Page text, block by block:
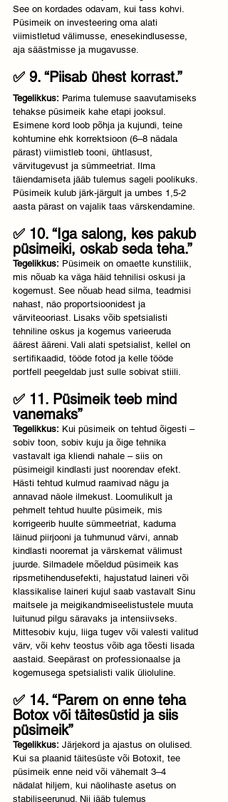
See on kordades odavam, kui tass kohvi.
Püsimeik on investeering oma alati
viimistletud välimusse, enesekindlusesse,
aja säästmisse ja mugavusse.
✅ 9. “Piisab ühest korrast.”
Tegelikkus: Parima tulemuse saavutamiseks
tehakse püsimeik kahe etapi jooksul.
Esimene kord loob põhja ja kujundi, teine
kohtumine ehk korrektsioon (6–8 nädala
pärast) viimistleb tooni, ühtlasust,
värvitugevust ja sümmeetriat. Ilma
täiendamiseta jääb tulemus sageli poolikuks.
Püsimeik kulub järk-järgult ja umbes 1,5-2
aasta pärast on vajalik taas värskendamine.
✅ 10. “Iga salong, kes pakub
püsimeiki, oskab seda teha.”
Tegelikkus: Püsimeik on omaette kunstiliik,
mis nõuab ka väga häid tehnilisi oskusi ja
kogemust. See nõuab head silma, teadmisi
nahast, näo proportsioonidest ja
värviteooriast. Lisaks võib spetsialisti
tehniline oskus ja kogemus varieeruda
äärest ääreni. Vali alati spetsialist, kellel on
sertifikaadid, tööde fotod ja kelle tööde
portfell peegeldab just sulle sobivat stiili.
✅ 11. Püsimeik teeb mind
vanemaks”
Tegelikkus: Kui püsimeik on tehtud õigesti –
sobiv toon, sobiv kuju ja õige tehnika
vastavalt iga kliendi nahale – siis on
püsimeigil kindlasti just noorendav efekt.
Hästi tehtud kulmud raamivad nägu ja
annavad näole ilmekust. Loomulikult ja
pehmelt tehtud huulte püsimeik, mis
korrigeerib huulte sümmeetriat, kaduma
läinud piirjooni ja tuhmunud värvi, annab
kindlasti nooremat ja värskemat välimust
juurde. Silmadele mõeldud püsimeik kas
ripsmetihendusefekti, hajustatud laineri või
klassikalise laineri kujul saab vastavalt Sinu
maitsele ja meigikandmiseelistustele muuta
luitunud pilgu säravaks ja intensiivseks.
Mittesobiv kuju, liiga tugev või valesti valitud
värv, või kehv teostus võib aga tõesti lisada
aastaid. Seepärast on professionaalse ja
kogemusega spetsialisti valik ülioluline.
✅ 14. “Parem on enne teha
Botox või täitesüstid ja siis
püsimeik”
Tegelikkus: Järjekord ja ajastus on olulised.
Kui sa plaanid täitesüste või Botoxit, tee
püsimeik enne neid või vähemalt 3–4
nädalat hiljem, kui näolihaste asetus on
stabiliseerunud. Nii jääb tulemus